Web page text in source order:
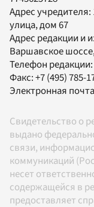
Адрес
улица, дом 67
Адрес редакции и
Варшавское
Телефон редакции:
Факс:+7 (495) 785-
Электронная
Свидетельство о
выдано
связи,
коммуникаций
несет
содержащейся в
предоставляет